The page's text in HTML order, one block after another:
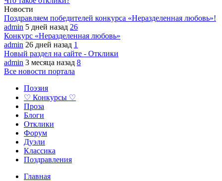
Новости
Поздравляем победителей конкурса «Неразделенная любовь»!
admin 5 дней назад 26
Конкурс «Неразделенная любовь»
admin 26 дней назад 1
Новый раздел на сайте - Отклики
admin 3 месяца назад 8
Все новости портала
Поэзия
♡ Конкурсы ♡
Проза
Блоги
Отклики
Форум
Дуэли
Классика
Поздравления
Главная